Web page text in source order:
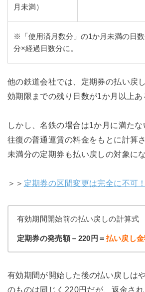
月未満）
※「使用済月数分」の1か月未満の日
分×経過日数分に。
他の鉄道会社では、定期券の払い戻
効期限までの残り日数が1か月以上あ
しかし、名鉄の場合は1か月に満た
往復の普通運賃の料金をもとに計算
未満分の定期券も払い戻しの対象にな
＞＞ 定期券の区間変更は完全に不可
有効期間開始前の払い戻しの計算式
定期券の発売額－220円＝ 払い戻し
有効期間が開始した後の払い戻しは
のものは同じく220円だが、返金さ